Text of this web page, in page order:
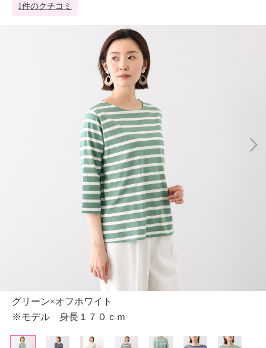
1件のクチコミ
グリーン×オフホワイト
※モデル 身長１７０ｃｍ